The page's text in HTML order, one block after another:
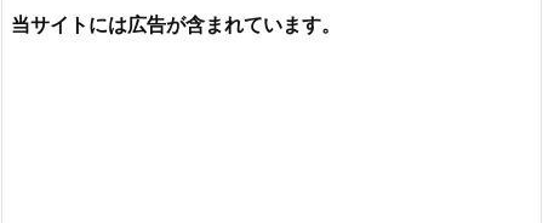
当サイトには広告が含まれています。